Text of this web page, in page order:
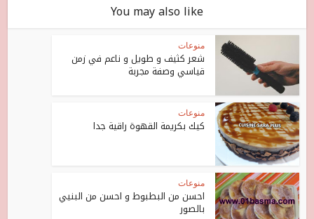
You may also like
منوعات
شعر كثيف و طويل و ناعم في زمن
قياسي وصفة مجربة
منوعات
كيك بكريمة القهوة راقية جدا
منوعات
احسن من البطبوط و احسن من البنيي
بالصور